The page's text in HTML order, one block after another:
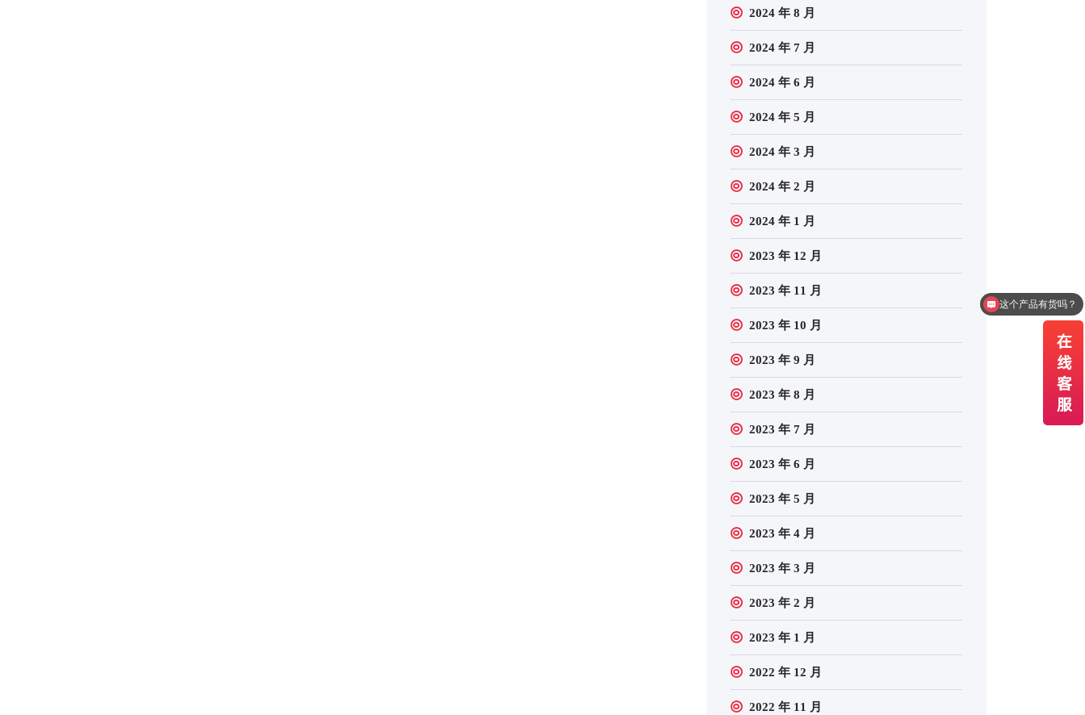
2024 年 8 月
2024 年 7 月
2024 年 6 月
2024 年 5 月
2024 年 3 月
2024 年 2 月
2024 年 1 月
2023 年 12 月
2023 年 11 月
2023 年 10 月
2023 年 9 月
2023 年 8 月
2023 年 7 月
2023 年 6 月
2023 年 5 月
2023 年 4 月
2023 年 3 月
2023 年 2 月
2023 年 1 月
2022 年 12 月
2022 年 11 月
我需要报价